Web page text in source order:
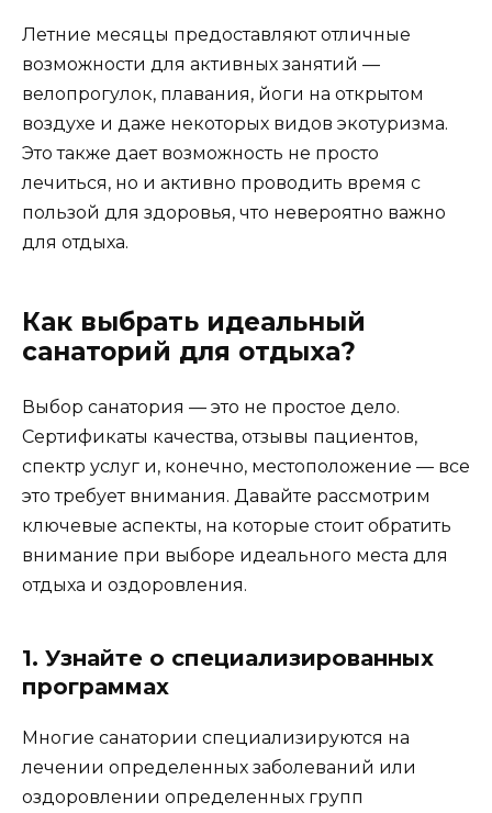
Летние месяцы предоставляют отличные
возможности для активных занятий —
велопрогулок, плавания, йоги на открытом
воздухе и даже некоторых видов экотуризма.
Это также дает возможность не просто
лечиться, но и активно проводить время с
пользой для здоровья, что невероятно важно
для отдыха.
Как выбрать идеальный
санаторий для отдыха?
Выбор санатория — это не простое дело.
Сертификаты качества, отзывы пациентов,
спектр услуг и, конечно, местоположение — все
это требует внимания. Давайте рассмотрим
ключевые аспекты, на которые стоит обратить
внимание при выборе идеального места для
отдыха и оздоровления.
1. Узнайте о специализированных
программах
Многие санатории специализируются на
лечении определенных заболеваний или
оздоровлении определенных групп